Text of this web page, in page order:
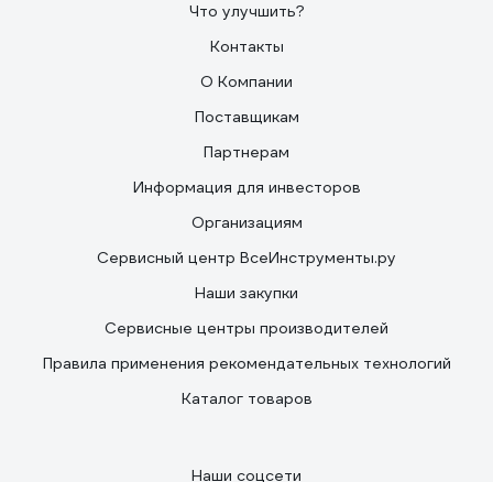
Что улучшить?
Контакты
О Компании
Поставщикам
Партнерам
Информация для инвесторов
Организациям
Сервисный центр ВсеИнструменты.ру
Наши закупки
Сервисные центры производителей
Правила применения рекомендательных технологий
Каталог товаров
Наши соцсети